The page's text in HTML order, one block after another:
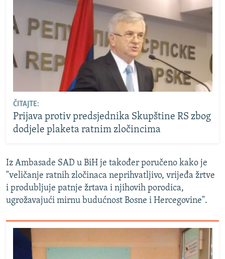
ČITAJTE:
Prijava protiv predsjednika Skupštine RS zbog
dodjele plaketa ratnim zločincima
Iz Ambasade SAD u BiH je također poručeno kako je
"veličanje ratnih zločinaca neprihvatljivo, vrijeđa žrtve
i produbljuje patnje žrtava i njihovih porodica,
ugrožavajući mirnu budućnost Bosne i Hercegovine".